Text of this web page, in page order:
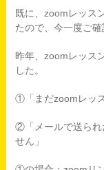
既に、zoomレッス
たので、今一度ご確
昨年、zoomレッス
した。
①「まだzoomレッ
②「メールで送られ
せん」